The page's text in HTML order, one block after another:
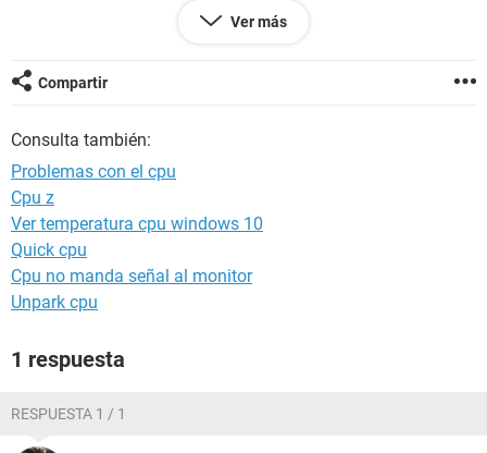
Ver más
Compartir
Consulta también:
Problemas con el cpu
Cpu z
Ver temperatura cpu windows 10
Quick cpu
Cpu no manda señal al monitor
Unpark cpu
1 respuesta
RESPUESTA 1 / 1